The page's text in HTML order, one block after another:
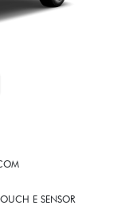
E SENSOR